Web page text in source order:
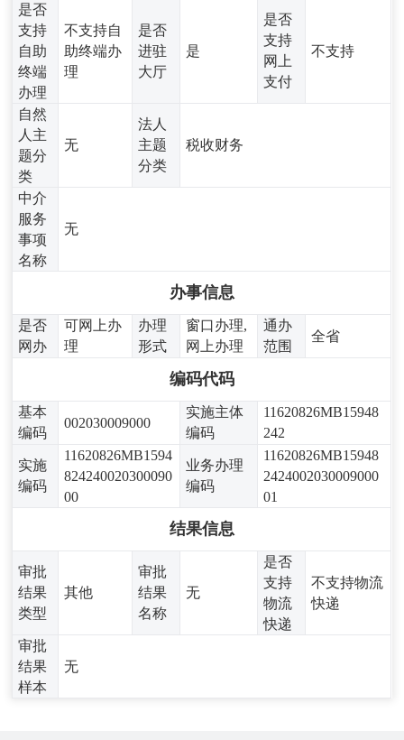
是否
支持
自助
终端
办理
不支持自
助终端办
理
是否
进驻
大厅
是
是否
支持
网上
支付
不支持
自然
人主
题分
类
无
法人
主题
分类
税收财务
中介
服务
事项
名称
无
办事信息
是否
网办
可网上办
理
办理
形式
窗口办理,
网上办理
通办
范围
全省
编码代码
基本
编码
002030009000
实施主体
编码
11620826MB15948
242
实施
编码
11620826MB1594
824240020300090
00
业务办理
编码
11620826MB15948
2424002030009000
01
结果信息
审批
结果
类型
其他
审批
结果
名称
无
是否
支持
物流
快递
不支持物流
快递
审批
结果
样本
无